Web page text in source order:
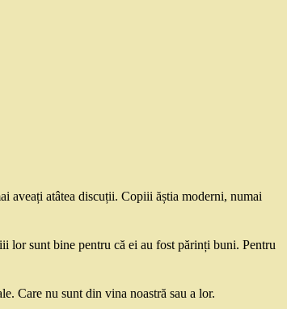
aveați atâtea discuții. Copiii ăștia moderni, numai
lor sunt bine pentru că ei au fost părinți buni. Pentru
Care nu sunt din vina noastră sau a lor.